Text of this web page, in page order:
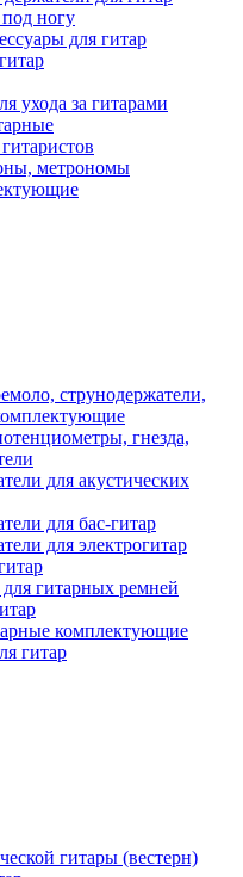
ногу
для гитар
ухода за гитарами
метрономы
струнодержатели,
гнезда,
для акустических
для бас-гитар
для электрогитар
гитарных ремней
комплектующие
гитар
гитары (вестерн)